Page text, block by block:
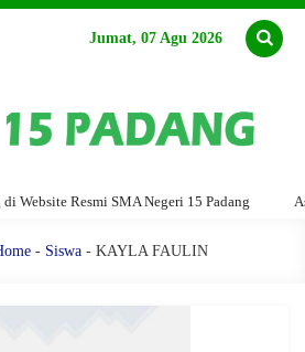
Jumat, 07 Agu 2026
Resmi SMA Negeri 15 Padang
- Siswa - KAYLA FAULIN